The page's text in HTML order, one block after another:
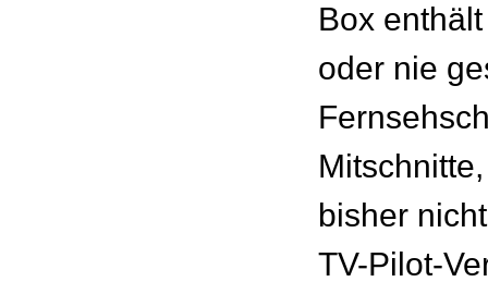
Box
oder nie
bisher
TV-Pilot-